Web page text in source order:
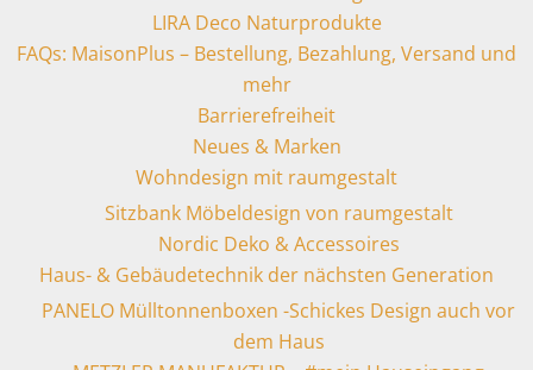
LIRA Deco Naturprodukte
FAQs: MaisonPlus – Bestellung, Bezahlung, Versand und
mehr
Barrierefreiheit
Neues & Marken
Wohndesign mit raumgestalt
Sitzbank Möbeldesign von raumgestalt
Nordic Deko & Accessoires
Haus- & Gebäudetechnik der nächsten Generation
PANELO Mülltonnenboxen -Schickes Design auch vor
dem Haus